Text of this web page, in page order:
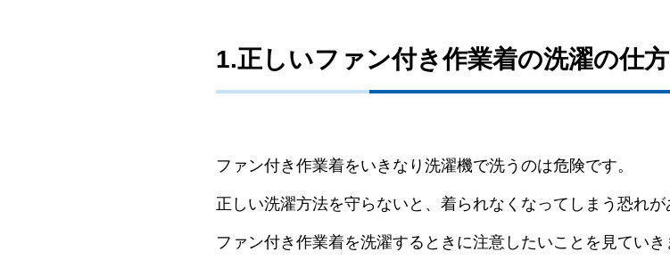
1.正しいファン付き作業着の洗濯の仕方
ファン付き作業着をいきなり洗濯機で洗うのは危険です。
正しい洗濯方法を守らないと、着られなくなってしまう恐れが
ファン付き作業着を洗濯するときに注意したいことを見ていき